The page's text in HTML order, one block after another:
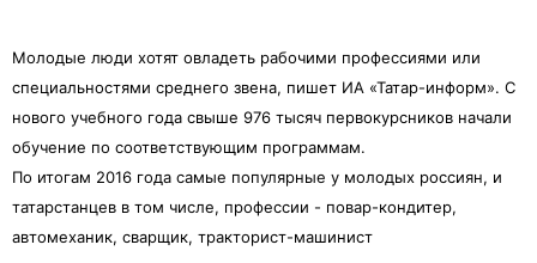
Молодые люди хотят овладеть рабочими профессиями или
специальностями среднего звена, пишет ИА «Татар-информ». С
нового учебного года свыше 976 тысяч первокурсников начали
обучение по соответствующим программам.
По итогам 2016 года самые популярные у молодых россиян, и
татарстанцев в том числе, профессии - повар-кондитер,
автомеханик, сварщик, тракторист-машинист